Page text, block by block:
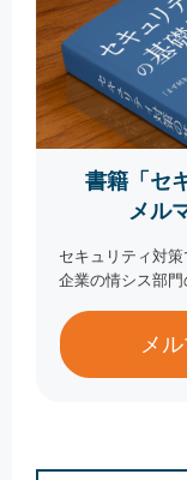
書籍「セ
メル
セキュリティ対
企業の情シス部門
メ